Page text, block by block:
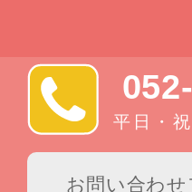
平日・
お問い合わ